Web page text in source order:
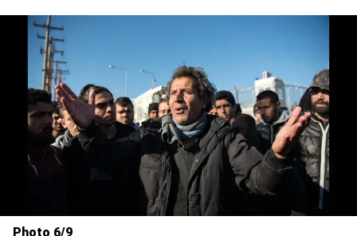
Photo 6/9